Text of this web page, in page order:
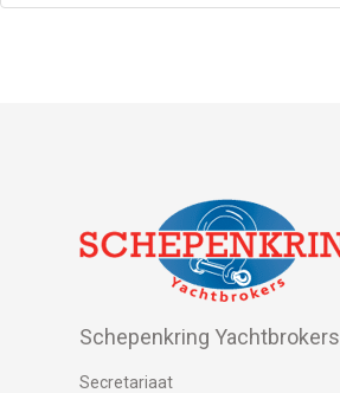
Schepenkring Yachtbrokers
Secretariaat